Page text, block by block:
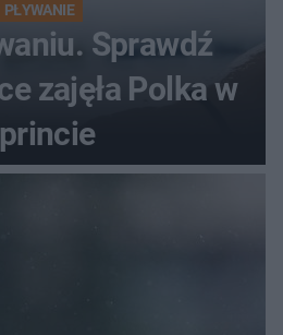
PŁYWANIE
Sprawdź
zajęła Polka w